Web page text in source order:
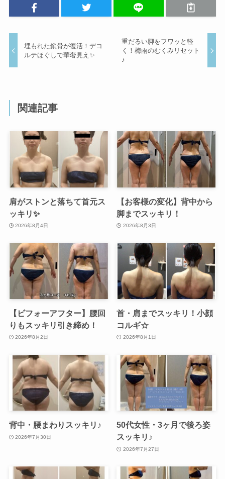
埋もれた鎖骨が復活！デコ
ルテほぐしで華奢見え✨
重だるい脚をフワッと軽
く！梅雨のむくみリセット
♪
関連記事
肩がストンと落ちて首元ス
ッキリ✨
2026年8月4日
【お客様の変化】背中から
脚までスッキリ！
2026年8月3日
【ビフォーアフター】腰回
りもスッキリ引き締め！
2026年8月2日
首・肩までスッキリ！小顔
コルギ☆
2026年8月1日
背中・腰まわりスッキリ♪
2026年7月30日
50代女性・3ヶ月で後ろ姿
スッキリ♪
2026年7月27日